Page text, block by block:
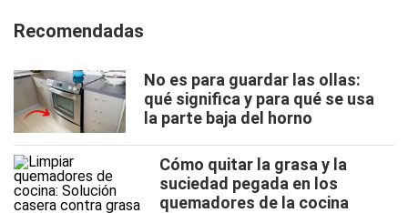
Recomendadas
No es para guardar las ollas:
qué significa y para qué se usa
la parte baja del horno
Cómo quitar la grasa y la
suciedad pegada en los
quemadores de la cocina